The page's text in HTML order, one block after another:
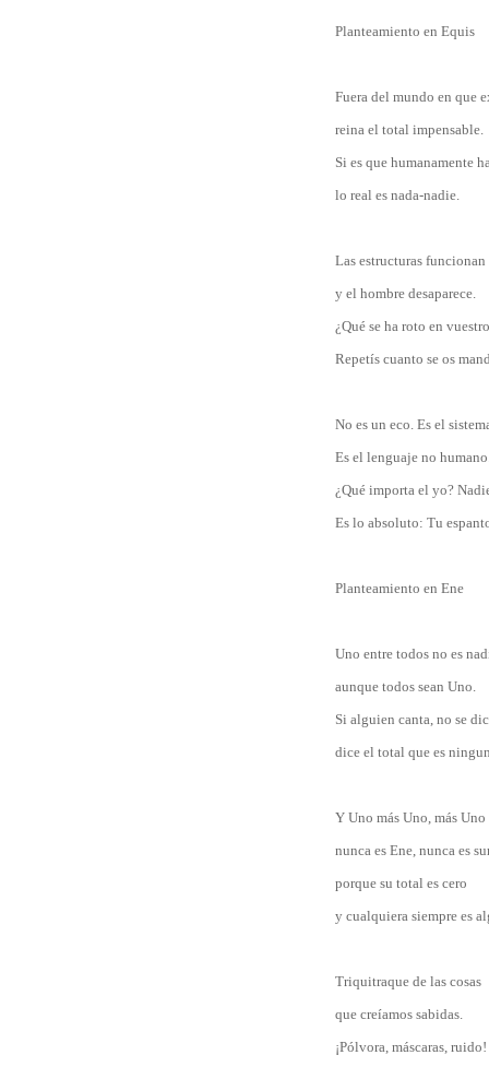
Planteamiento en Equis
Fuera del mundo en que
reina el total impensable.
Si es que humanamente
lo real es nada-nadie.
Las estructuras funcionan
y el hombre desaparece.
¿Qué se ha roto en
Repetís cuanto se os
No es un eco. Es el
Es el lenguaje no humano.
¿Qué importa el yo?
Es lo absoluto: Tu
Planteamiento en Ene
Uno entre todos no es
aunque todos sean Uno.
Si alguien canta, no se
dice el total que es
Y Uno más Uno, más Uno
nunca es Ene, nunca es
porque su total es cero
y cualquiera siempre es
Triquitraque de las cosas
que creíamos sabidas.
¡Pólvora, máscaras, ruido!